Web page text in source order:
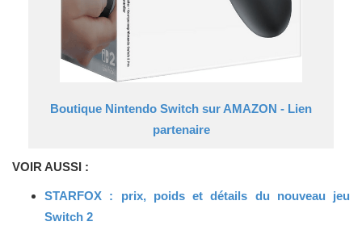
Boutique Nintendo Switch sur AMAZON - Lien
partenaire
VOIR AUSSI :
STARFOX : prix, poids et détails du nouveau jeu
Switch 2